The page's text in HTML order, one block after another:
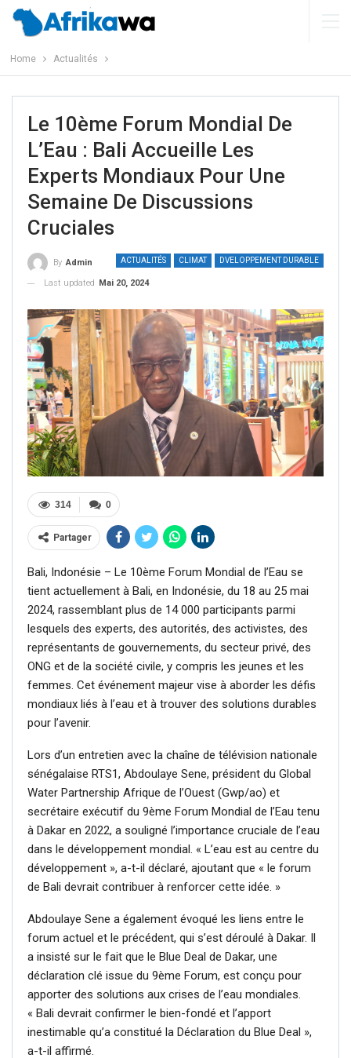
Home Actualités
Le 10ème Forum Mondial De
L’Eau : Bali Accueille Les
Experts Mondiaux Pour Une
Semaine De Discussions
Cruciales
ACTUALITÉS CLIMAT DVELOPPEMENT DURABLE
By Admin
Last updated
Mai 20, 2024
0
314
Partager
Bali, Indonésie – Le 10ème Forum Mondial de l’Eau se
tient actuellement à Bali, en Indonésie, du 18 au 25 mai
2024, rassemblant plus de 14 000 participants parmi
lesquels des experts, des autorités, des activistes, des
représentants de gouvernements, du secteur privé, des
ONG et de la société civile, y compris les jeunes et les
femmes. Cet événement majeur vise à aborder les défis
mondiaux liés à l’eau et à trouver des solutions durables
pour l’avenir.
Lors d’un entretien avec la chaîne de télévision nationale
sénégalaise RTS1, Abdoulaye Sene, président du Global
Water Partnership Afrique de l’Ouest (Gwp/ao) et
secrétaire exécutif du 9ème Forum Mondial de l’Eau tenu
à Dakar en 2022, a souligné l’importance cruciale de l’eau
dans le développement mondial. « L’eau est au centre du
développement », a-t-il déclaré, ajoutant que « le forum
de Bali devrait contribuer à renforcer cette idée. »
Abdoulaye Sene a également évoqué les liens entre le
forum actuel et le précédent, qui s’est déroulé à Dakar. Il
a insisté sur le fait que le Blue Deal de Dakar, une
déclaration clé issue du 9ème Forum, est conçu pour
apporter des solutions aux crises de l’eau mondiales.
« Bali devrait confirmer le bien-fondé et l’apport
inestimable qu’a constitué la Déclaration du Blue Deal »,
a-t-il affirmé.